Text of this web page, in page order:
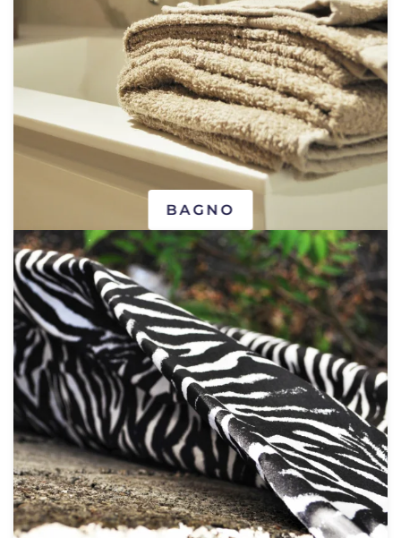
BAGNO